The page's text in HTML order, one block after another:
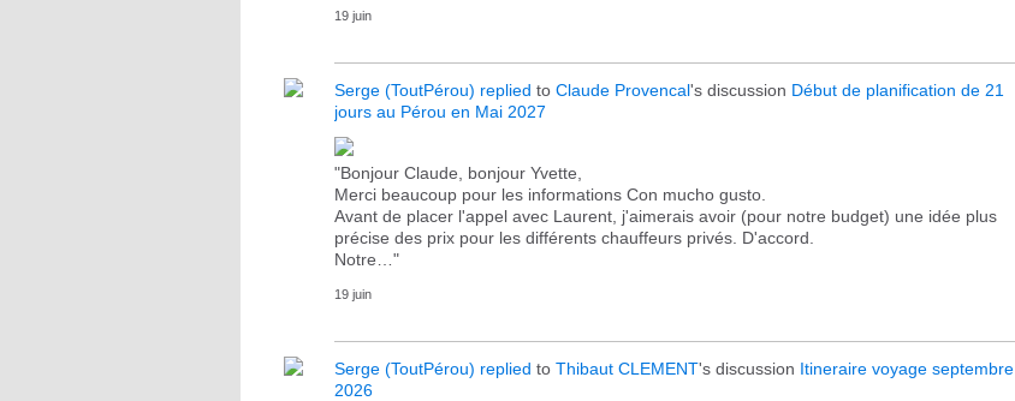
19 juin
Serge (ToutPérou) replied to Claude Provencal's discussion Début de planification de 21
jours au Pérou en Mai 2027
"Bonjour Claude, bonjour Yvette,
Merci beaucoup pour les informations Con mucho gusto.
Avant de placer l'appel avec Laurent, j'aimerais avoir (pour notre budget) une idée plus
précise des prix pour les différents chauffeurs privés. D'accord.
Notre…"
19 juin
Serge (ToutPérou) replied to Thibaut CLEMENT's discussion Itineraire voyage septembre
2026